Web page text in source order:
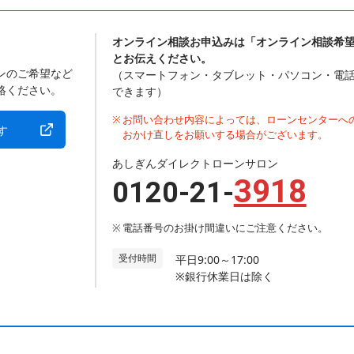
のご希望など
ださい。
オンライン相談お申込みは「オンライン相談希望
とお伝えください。
（スマートフォン・タブレット・パソコン・電
できます）
お問い合わせ内容によっては、ローンセンターへ
おかけ直しをお願いする場合がございます。
あしぎんダイレクトローンサロン
0120-21-3918
電話番号のお掛け間違いにご注意ください。
受付時間
平日9:00～17:00
※銀行休業日は除く